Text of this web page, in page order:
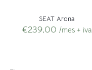
SEAT Arona
€239,00 /mes + iva